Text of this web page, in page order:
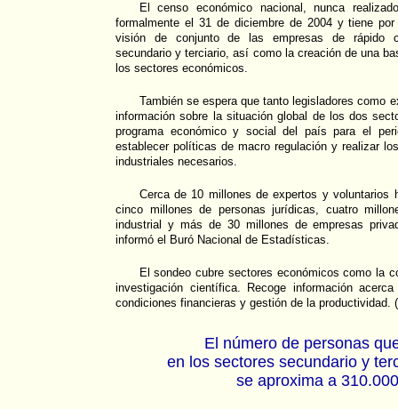
El censo económico nacional, nunca
formalmente el 31 de diciembre de 2004 y tiene
visión de conjunto de las empresas de rápido
secundario y terciario, así como la creación de una
los sectores económicos.
También se espera que tanto legisladores como
información sobre la situación global de los dos
programa económico y social del país para el
establecer políticas de macro regulación y realizar
industriales necesarios.
Cerca de 10 millones de expertos y voluntarios
cinco millones de personas jurídicas, cuatro
industrial y más de 30 millones de empresas
informó el Buró Nacional de Estadísticas.
El sondeo cubre sectores económicos como la
investigación científica. Recoge información
condiciones financieras y gestión de la productividad.
El número de personas
en los sectores secundario y
se aproxima a